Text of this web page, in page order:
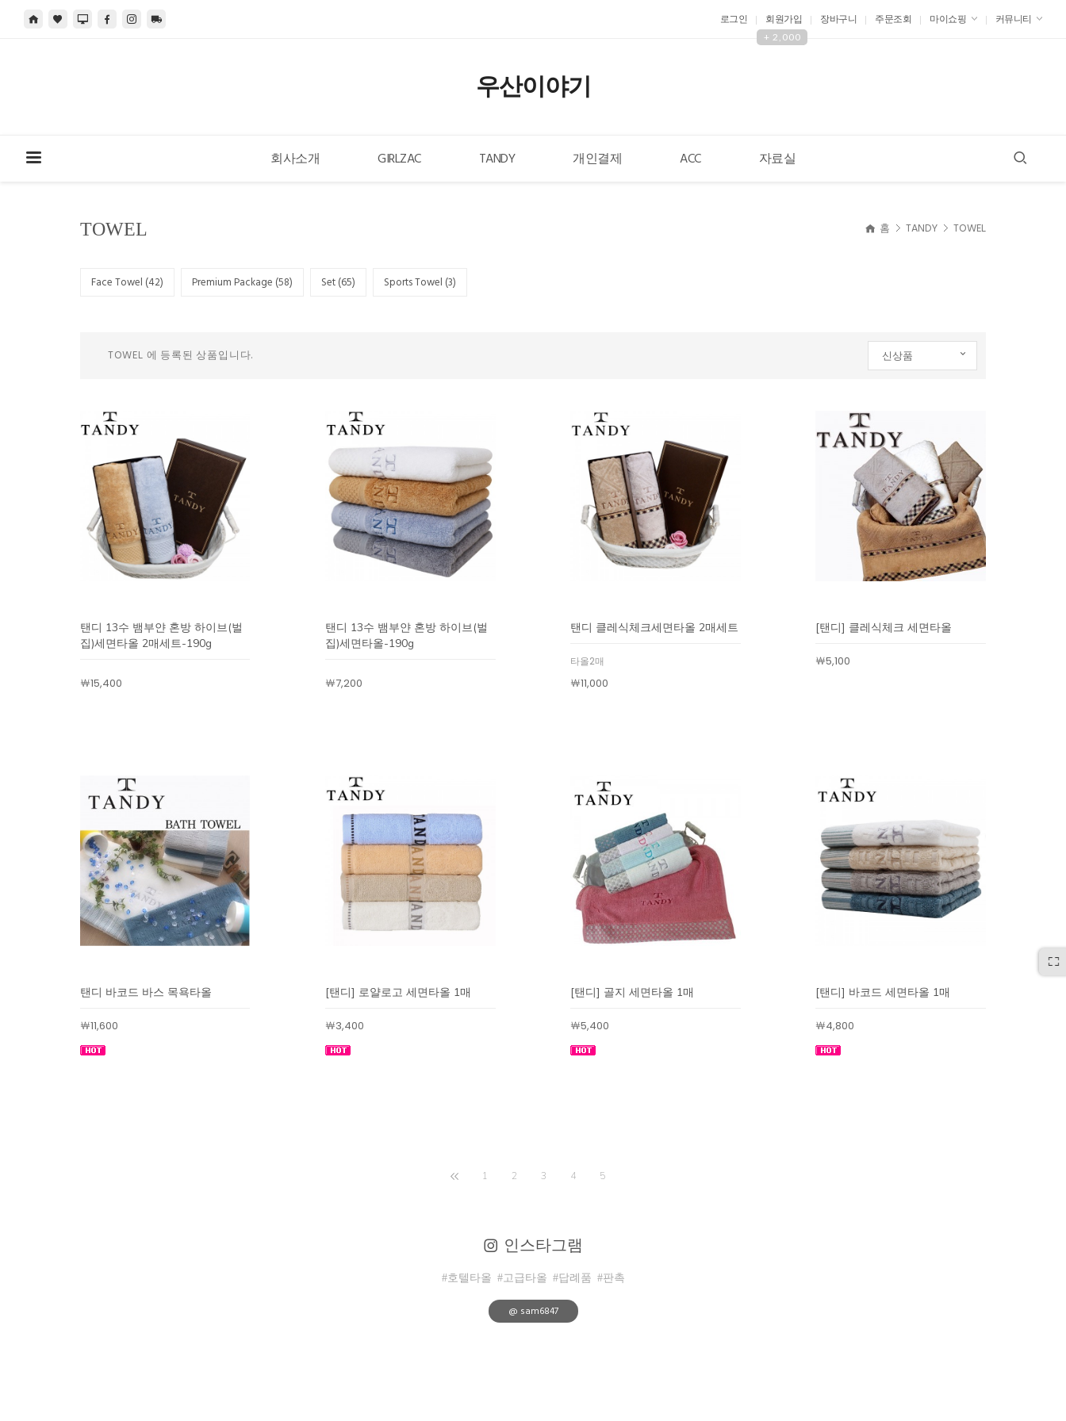
로그인 회원가입
+ 2,000
장바구니 주문조회 마이쇼핑 커뮤니티
우산이야기
회사소개 GIRLZAC TANDY 개인결제 ACC 자료실
현재 위치
홈 TANDY TOWEL
TOWEL
Face Towel (42) Premium Package (58) Set (65) Sports Towel (3)
TOWEL 에 등록된 상품입니다. 신상품
상품명
낮은가격
높은가격
제조사
탠디 13수 뱀부얀 혼방 하이브(벌
집)세면타올 2매세트-190g
￦15,400
탠디 13수 뱀부얀 혼방 하이브(벌
집)세면타올-190g
￦7,200
탠디 클레식체크세면타올 2매세트
타올2매
￦11,000
[탠디] 클레식체크 세면타올
￦5,100
탠디 바코드 바스 목욕타올
￦11,600
[탠디] 로얄로고 세면타올 1매
￦3,400
[탠디] 골지 세면타올 1매
￦5,400
[탠디] 바코드 세면타올 1매
￦4,800
1 2 3 4 5
인스타그램
#호텔타올 #고급타올 #답례품 #판촉
@ sam6847